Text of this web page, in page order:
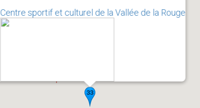
Centre sportif et culturel de la Vallée de la Rouge